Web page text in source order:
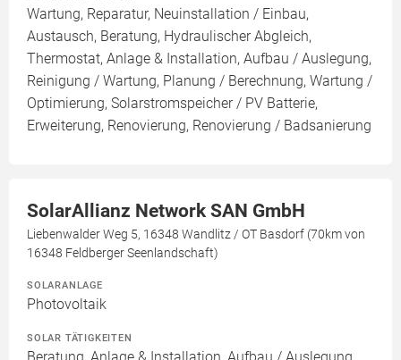
Wartung, Reparatur, Neuinstallation / Einbau,
Austausch, Beratung, Hydraulischer Abgleich,
Thermostat, Anlage & Installation, Aufbau / Auslegung,
Reinigung / Wartung, Planung / Berechnung, Wartung /
Optimierung, Solarstromspeicher / PV Batterie,
Erweiterung, Renovierung, Renovierung / Badsanierung
SolarAllianz Network SAN GmbH
Liebenwalder Weg 5, 16348 Wandlitz / OT Basdorf (70km von
16348 Feldberger Seenlandschaft)
SOLARANLAGE
Photovoltaik
SOLAR TÄTIGKEITEN